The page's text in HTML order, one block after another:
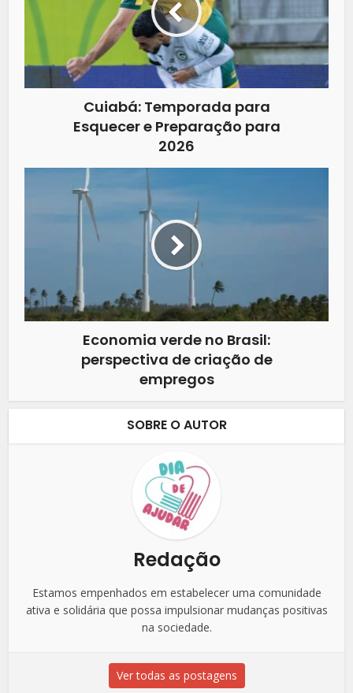
Cuiabá: Temporada para
Esquecer e Preparação para
2026
Economia verde no Brasil:
perspectiva de criação de
empregos
SOBRE O AUTOR
Redação
Estamos empenhados em estabelecer uma comunidade
ativa e solidária que possa impulsionar mudanças positivas
na sociedade.
Ver todas as postagens